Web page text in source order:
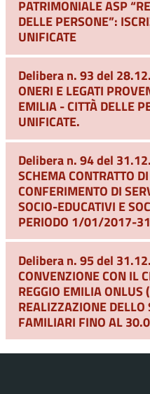
PATRIMONIALE ASP
DELLE PERSONE”:
UNIFICATE
Delibera n. 93 del
ONERI E LEGATI
EMILIA - CITTÀ DELLE
UNIFICATE.
Delibera n. 94 del
SCHEMA CONTRATTO
CONFERIMENTO DI
SOCIO-EDUCATIVI E
PERIODO 1/01/2017-
Delibera n. 95 del
CONVENZIONE CON IL
REGGIO EMILIA ONLUS
REALIZZAZIONE DELLO
FAMILIARI FINO AL